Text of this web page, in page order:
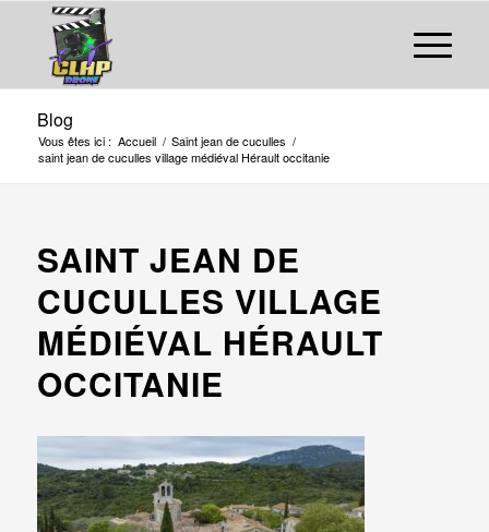
Blog
Vous êtes ici : Accueil / Saint jean de cuculles /
saint jean de cuculles village médiéval Hérault occitanie
SAINT JEAN DE
CUCULLES VILLAGE
MÉDIÉVAL HÉRAULT
OCCITANIE